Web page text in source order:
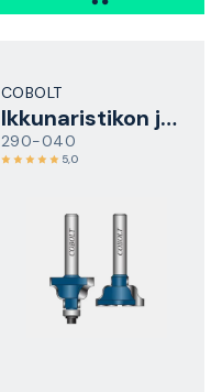
COBOLT
Ikkunaristikon jyrsin
290-040
5,0